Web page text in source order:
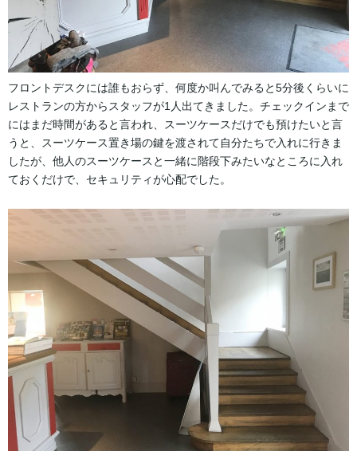
フロントデスクには誰もおらず、何度か叫んでみると5分後くらいに
レストランの方からスタッフが1人出てきました。チェックインまで
にはまだ時間があると言われ、スーツケースだけでも預けたいと言
うと、スーツケース置き場の鍵を渡されて自分たちで入れに行きま
したが、他人のスーツケースと一緒に階段下みたいなところに入れ
ておくだけで、セキュリティが心配でした。